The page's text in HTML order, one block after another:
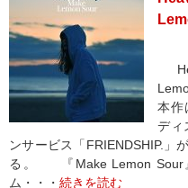
本作
ディ
ンサービス「FRIENDSHIP.」
る。 『Make Lemon Sour
ム・・・ 続きを読む